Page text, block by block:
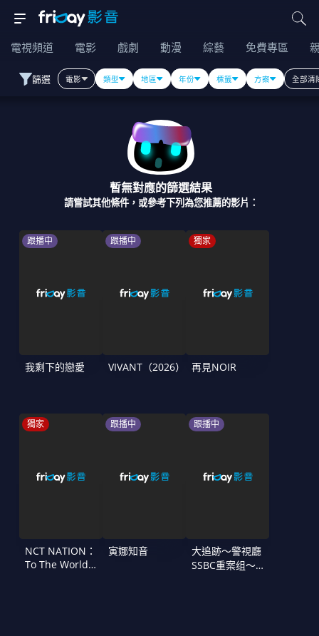
電視頻道 電影 戲劇 動漫 綜藝 免費專區
篩選 電影 類型 地區 年份 標籤 方案 全部清
暫無對應的篩選結果
請嘗試其他條件，或參考下列為您推薦的影片：
跟播中
我剩下的戀愛
跟播中
VIVANT（2026）
獨家
再見NOIR
獨家
NCT NATION：
To The World
跟播中
寅娜知音
跟播中
大追跡〜警視廳
SSBC重案组〜